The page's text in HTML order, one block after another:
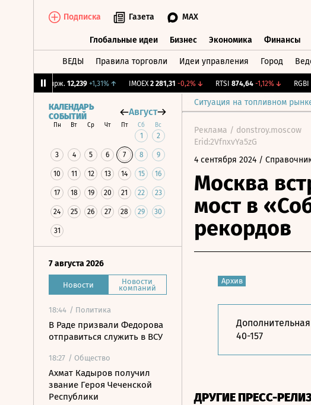
Подписка Газета MAX
Глобальные идеи Бизнес Экономика Финансы
ВЕДЫ Правила торговли Идеи управления Город
12,239 +1,31%↑ IMOEX 2 281,31 -0,2%↓ RTSI 874,64 -1,12%↓ RGBI
Ситуация на топливном
КАЛЕНДАРЬ
СОБЫТИЙ
Август
Пн Вт Ср Чт Пт Сб Вс
1 2
3 4 5 6 7 8 9
10 11 12 13 14 15 16
17 18 19 20 21 22 23
24 25 26 27 28 29 30
31
7 августа 2026
Новости Новости
компаний
18:44 / Политика
В Раде призвали Федорова
отправиться служить в ВСУ
18:27 / Общество
Ахмат Кадыров получил
звание Героя Чеченской
Республики
Реклама / donstroy.moscow
Erid:2VfnxvYa5zG
4 сентября 2024 /
Москва
мост в
рекордов
Архив
40-157
ДРУГИЕ ПРЕСС-